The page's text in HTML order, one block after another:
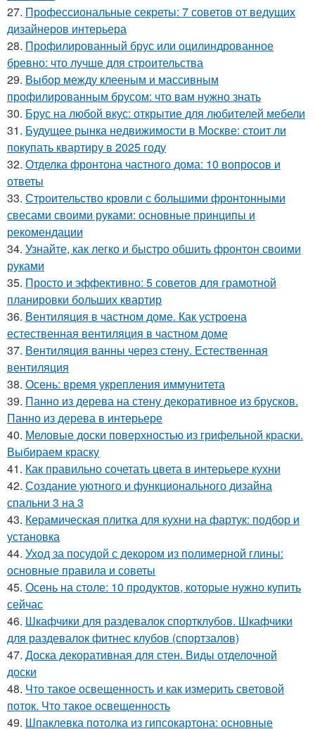
27. Профессиональные секреты: 7 советов от ведущих
дизайнеров интерьера
28. Профилированный брус или оцилиндрованное
бревно: что лучше для строительства
29. Выбор между клееным и массивным
профилированным брусом: что вам нужно знать
30. Брус на любой вкус: открытие для любителей мебели
31. Будущее рынка недвижимости в Москве: стоит ли
покупать квартиру в 2025 году
32. Отделка фронтона частного дома: 10 вопросов и
ответы
33. Строительство кровли с большими фронтонными
свесами своими руками: основные принципы и
рекомендации
34. Узнайте, как легко и быстро обшить фронтон своими
руками
35. Просто и эффективно: 5 советов для грамотной
планировки больших квартир
36. Вентиляция в частном доме. Как устроена
естественная вентиляция в частном доме
37. Вентиляция ванны через стену. Естественная
вентиляция
38. Осень: время укрепления иммунитета
39. Панно из дерева на стену декоративное из брусков.
Панно из дерева в интерьере
40. Меловые доски поверхностью из грифельной краски.
Выбираем краску
41. Как правильно сочетать цвета в интерьере кухни
42. Создание уютного и функционального дизайна
спальни 3 на 3
43. Керамическая плитка для кухни на фартук: подбор и
установка
44. Уход за посудой с декором из полимерной глины:
основные правила и советы
45. Осень на столе: 10 продуктов, которые нужно купить
сейчас
46. Шкафчики для раздевалок спортклубов. Шкафчики
для раздевалок фитнес клубов (спортзалов)
47. Доска декоративная для стен. Виды отделочной
доски
48. Что такое освещенность и как измерить световой
поток. Что такое освещенность
49. Шпаклевка потолка из гипсокартона: основные